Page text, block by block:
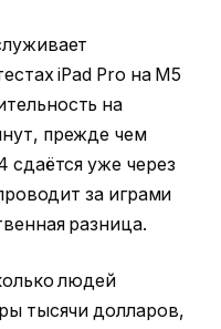
iPad Pro на M5
на
прежде чем
сдаётся уже через
за играми
разница.
людей
тысячи долларов,